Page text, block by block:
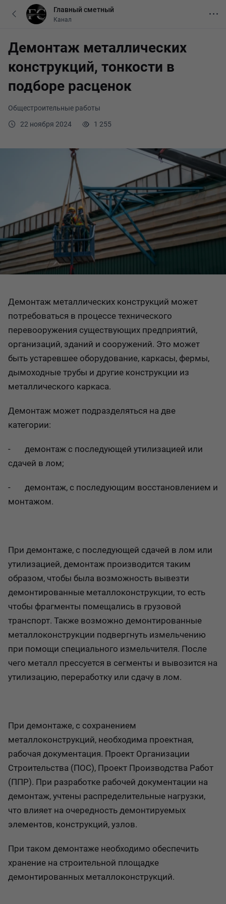
Общестроительные работы
22 ноября 2024
1 255
Демонтаж металлических
конструкций, тонкости в
подборе расценок
Демонтаж металлических конструкций может
потребоваться в процессе технического
перевооружения существующих предприятий,
организаций, зданий и сооружений. Это может
быть устаревшее оборудование, каркасы, фермы,
дымоходные трубы и другие конструкции из
металлического каркаса.
Демонтаж может подразделяться на две
категории:
- демонтаж с последующей утилизацией или
сдачей в лом;
- демонтаж, с последующим восстановлением и
монтажом.
При демонтаже, с последующей сдачей в лом или
утилизацией, демонтаж производится таким
образом, чтобы была возможность вывезти
демонтированные металлоконструкции, то есть
чтобы фрагменты помещались в грузовой
транспорт. Также возможно демонтированные
металлоконструкции подвергнуть измельчению
при помощи специального измельчителя. После
чего металл прессуется в сегменты и вывозится на
утилизацию, переработку или сдачу в лом.
При демонтаже, с сохранением
металлоконструкций, необходима проектная,
рабочая документация. Проект Организации
Строительства (ПОС), Проект Производства Работ
(ППР). При разработке рабочей документации на
демонтаж, учтены распределительные нагрузки,
что влияет на очередность демонтируемых
элементов, конструкций, узлов.
При таком демонтаже необходимо обеспечить
хранение на строительной площадке
демонтированных металлоконструкций.
Главный сметный
Канал